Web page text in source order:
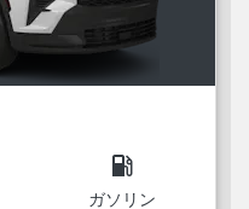
local_gas_station
ガソリン